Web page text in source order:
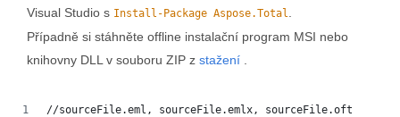
Visual Studio s Install-Package Aspose.Total
Případně si stáhněte offline instalační program MSI nebo
knihovny DLL v souboru ZIP z stažení
//sourceFile.eml, sourceFile.emlx, sourceFile.oft